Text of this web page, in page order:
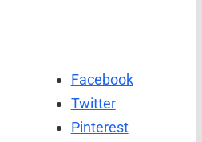
Facebook
Twitter
Pinterest